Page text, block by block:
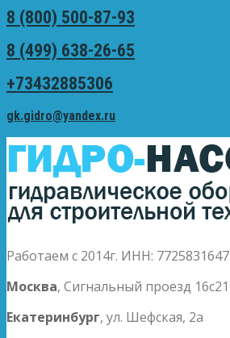
8 (800) 500-87-93
8 (499) 638-26-65
+73432885306
gk.gidro@yandex.ru
Работаем с 2014г. ИНН: 7725831647
Москва, Сигнальный проезд 16с21
Екатеринбург, ул. Шефская, 2а